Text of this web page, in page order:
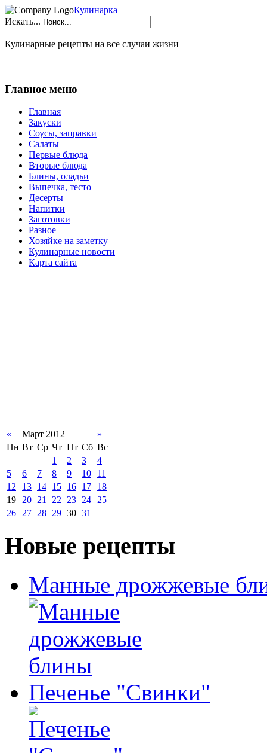
Кулинарка
Искать...
Кулинарные рецепты на все случаи жизни
Главное меню
Главная
Закуски
Соусы, заправки
Салаты
Первые блюда
Вторые блюда
Блины, оладьи
Выпечка, тесто
Десерты
Напитки
Заготовки
Разное
Хозяйке на заметку
Кулинарные новости
Карта сайта
« Март 2012
»
Пн Вт Ср Чт Пт Сб Вс
1
2 3
4
5
6 7 8 9 10
11
12
13 14 15 16 17
18
19 20 21 22 23 24 25
26 27 28 29 30 31
Новые рецепты
Манные дрожжевые
Печенье "Свинки"